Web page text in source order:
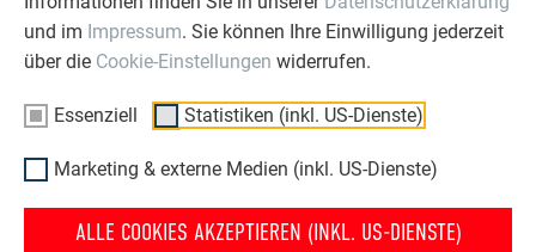
und im Impressum. Sie können Ihre Einwilligung jederzeit
über die Cookie-Einstellungen widerrufen.
Essenziell Statistiken (inkl. US-Dienste)
Marketing & externe Medien (inkl. US-Dienste)
ALLE COOKIES AKZEPTIEREN (INKL. US-DIENSTE)